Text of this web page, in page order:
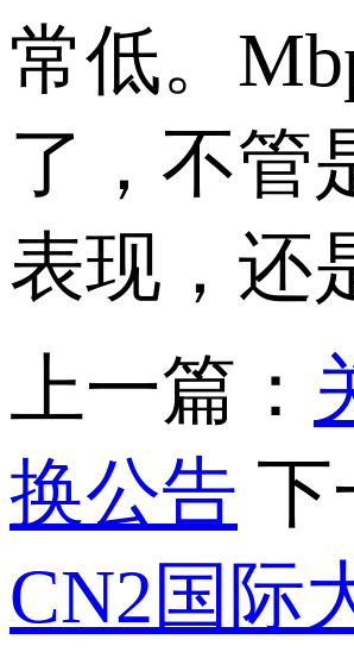
常低。
了，不管
表现，还
上一篇：
换公告 下
CN2国际